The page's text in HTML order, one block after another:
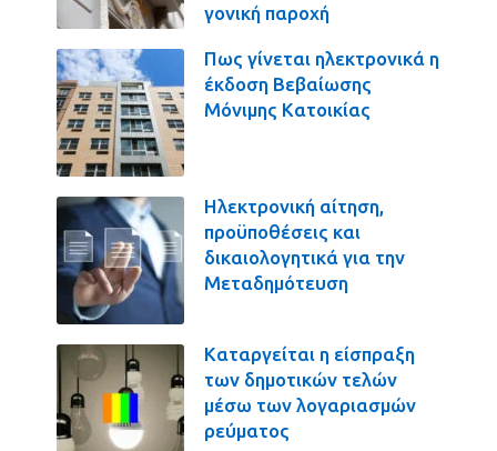
γονική παροχή
Πως γίνεται ηλεκτρονικά η
έκδοση Βεβαίωσης
Μόνιμης Κατοικίας
Ηλεκτρονική αίτηση,
προϋποθέσεις και
δικαιολογητικά για την
Μεταδημότευση
Καταργείται η είσπραξη
των δημοτικών τελών
μέσω των λογαριασμών
ρεύματος